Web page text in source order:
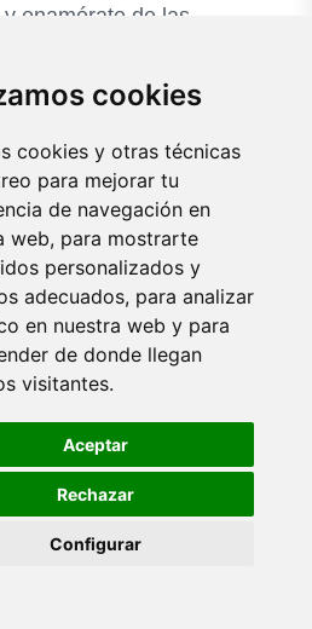
cookies
cookies y otras técnicas
para mejorar tu
de navegación en
web, para mostrarte
personalizados y
adecuados, para analizar
en nuestra web y para
de donde llegan
visitantes.
Aceptar
Rechazar
Configurar
enamórate de las
inesperados
más sorprendentes
Desde diademas